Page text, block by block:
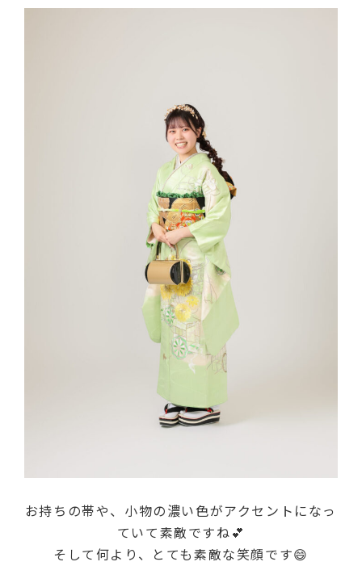
お持ちの帯や、小物の濃い色がアクセントになっ
ていて素敵ですね💕
そして何より、とても素敵な笑顔です😄